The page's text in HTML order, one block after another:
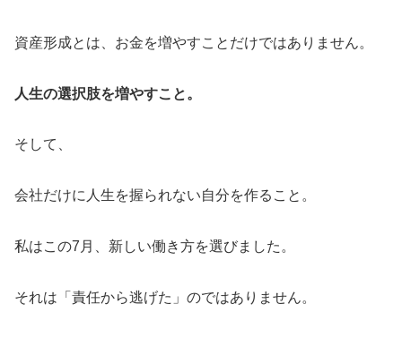
資産形成とは、お金を増やすことだけではありません。
人生の選択肢を増やすこと。
そして、
会社だけに人生を握られない自分を作ること。
私はこの7月、新しい働き方を選びました。
それは「責任から逃げた」のではありません。